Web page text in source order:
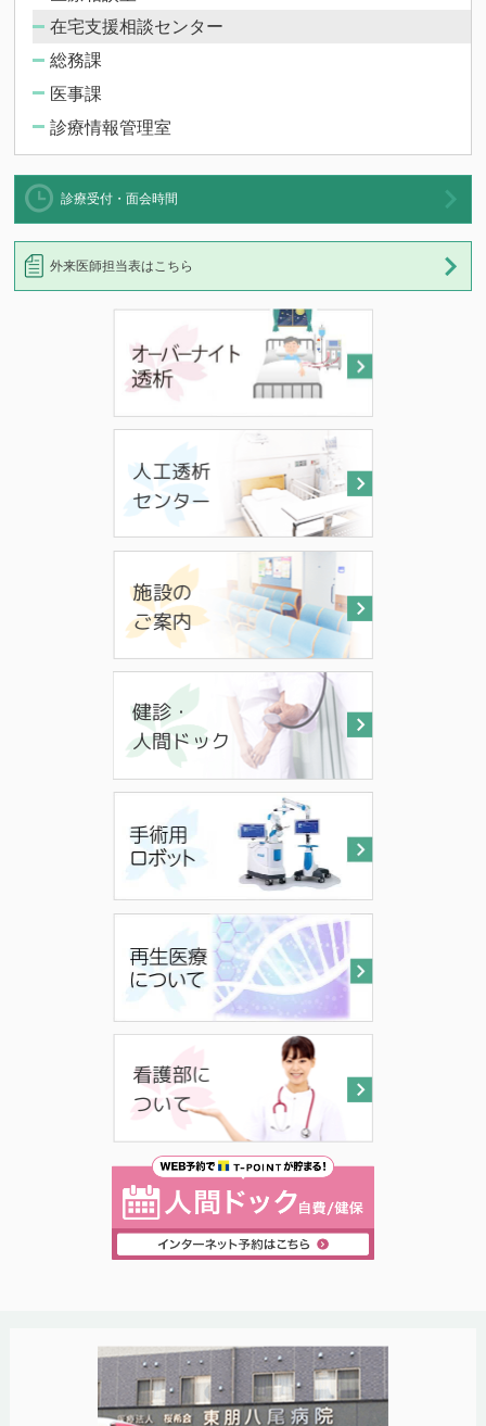
在宅支援相談センター
総務課
医事課
診療情報管理室
診療受付・面会時間
外来医師担当表はこちら